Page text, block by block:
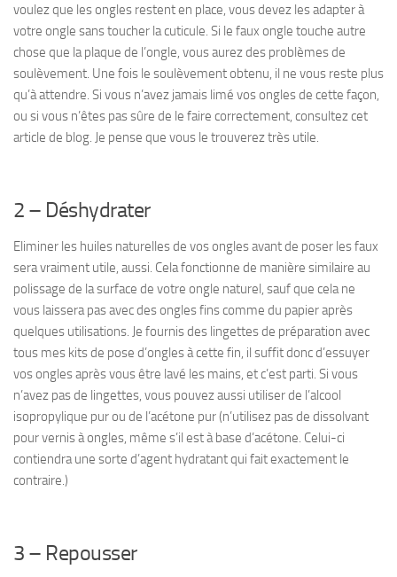
voulez que les ongles restent en place, vous devez les adapter à
votre ongle sans toucher la cuticule. Si le faux ongle touche autre
chose que la plaque de l’ongle, vous aurez des problèmes de
soulèvement. Une fois le soulèvement obtenu, il ne vous reste plus
qu’à attendre. Si vous n’avez jamais limé vos ongles de cette façon,
ou si vous n’êtes pas sûre de le faire correctement, consultez cet
article de blog. Je pense que vous le trouverez très utile.
2 – Déshydrater
Eliminer les huiles naturelles de vos ongles avant de poser les faux
sera vraiment utile, aussi. Cela fonctionne de manière similaire au
polissage de la surface de votre ongle naturel, sauf que cela ne
vous laissera pas avec des ongles fins comme du papier après
quelques utilisations. Je fournis des lingettes de préparation avec
tous mes kits de pose d’ongles à cette fin, il suffit donc d’essuyer
vos ongles après vous être lavé les mains, et c’est parti. Si vous
n’avez pas de lingettes, vous pouvez aussi utiliser de l’alcool
isopropylique pur ou de l’acétone pur (n’utilisez pas de dissolvant
pour vernis à ongles, même s’il est à base d’acétone. Celui-ci
contiendra une sorte d’agent hydratant qui fait exactement le
contraire.)
3 – Repousser